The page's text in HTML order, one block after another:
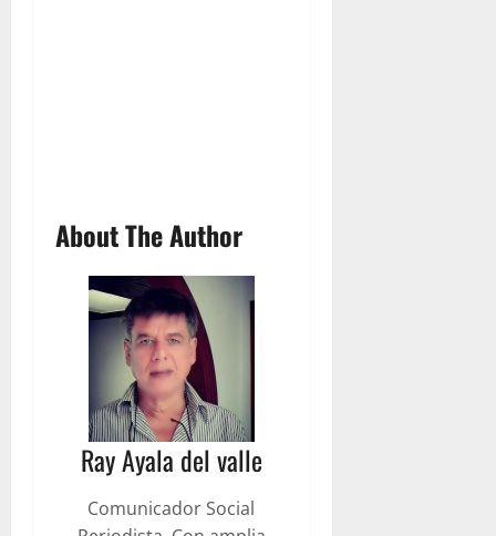
About The Author
Ray Ayala del valle
Comunicador Social